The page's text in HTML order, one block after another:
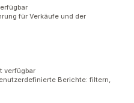
für Verkäufe und der
verfügbar
Berichte: filtern,